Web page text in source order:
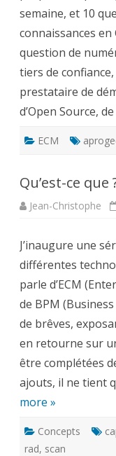
semaine, et 10
connaissances
question de
tiers de confiance,
prestataire de
d’Open Source,
ECM
Qu’est-ce
Jean-Christophe
J’inaugure une
différentes
parle d’ECM
de BPM
de brêves,
en retourne sur
être complétées
ajouts, il ne tient
more »
Concepts
rad, scan